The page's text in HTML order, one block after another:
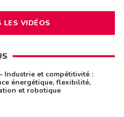
LES VIDÉOS
Industrie et compétitivité :
énergétique, flexibilité,
et robotique